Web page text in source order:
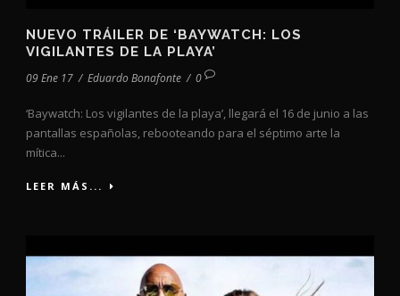
NUEVO TRÁILER DE ‘BAYWATCH: LOS
VIGILANTES DE LA PLAYA’
09 Ene 17 / Eduardo Bonafonte / 0
‘Baywatch: Los vigilantes de la playa’, llegará el 16 de junio a las
pantallas españolas, rebooteando para el séptimo arte la
mítica...
LEER MÁS...